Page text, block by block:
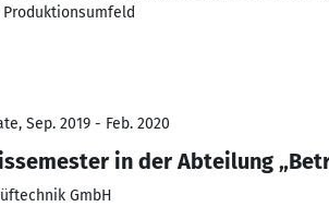
Sep. 2019 - Feb. 2020
in der Abteilung
GmbH